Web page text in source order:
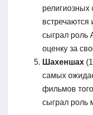
религиозных
встречаются
сыграл роль
оценку за
Шахеншах
самых
фильмов
сыграл роль